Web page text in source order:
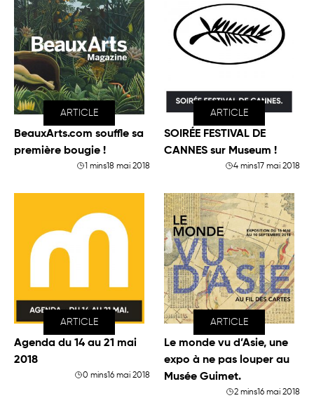
ARTICLE
BeauxArts.com souffle sa
première bougie !
1 mins18 mai 2018
ARTICLE
SOIRÉE FESTIVAL DE
CANNES sur Museum !
4 mins17 mai 2018
ARTICLE
Agenda du 14 au 21 mai
2018
0 mins16 mai 2018
ARTICLE
Le monde vu d’Asie, une
expo à ne pas louper au
Musée Guimet.
2 mins16 mai 2018